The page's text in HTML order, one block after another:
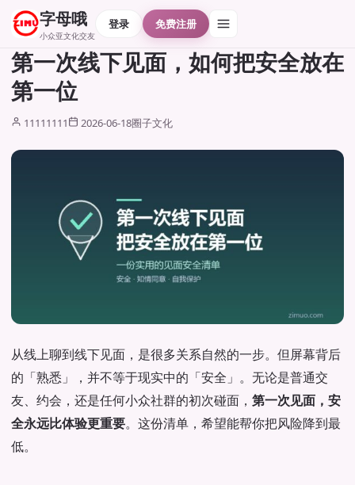
字母哦
小众亚文化交友
登录 免费注册
第一次线下见面，如何把安全放在
第一位
11111111 2026-06-18圈子文化
从线上聊到线下见面，是很多关系自然的一步。但屏幕背后
的「熟悉」，并不等于现实中的「安全」。无论是普通交
友、约会，还是任何小众社群的初次碰面， 第一次见面，安
全永远比体验更重要。这份清单，希望能帮你把风险降到最
低。